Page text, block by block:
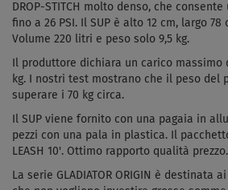
DROP-STITCH molto denso, che
fino a 26 PSI. Il SUP è alto 12 cm, largo 78
Volume 220 litri e peso solo 9,5 kg.
Il produttore dichiara un carico massimo
kg. I nostri test mostrano che il peso del
superare i 70 kg circa.
Il SUP viene fornito con una pagaia in
pezzi con una pala in plastica. Il
LEASH 10'. Ottimo rapporto qualità prezzo.
La serie GLADIATOR ORIGIN è destinata